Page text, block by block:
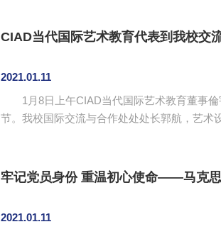
结合个人经历以及自身的学习收获讲述了“有品
CIAD当代国际艺术教育代表到我校交
2021.01.11
1月8日上午CIAD当代国际艺术教育董事倫
节。我校国际交流与合作处处处长郭航，艺术
供优质的海外教育资源，提升我校的国际化教
牢记党员身份 重温初心使命——马克
2021.01.11